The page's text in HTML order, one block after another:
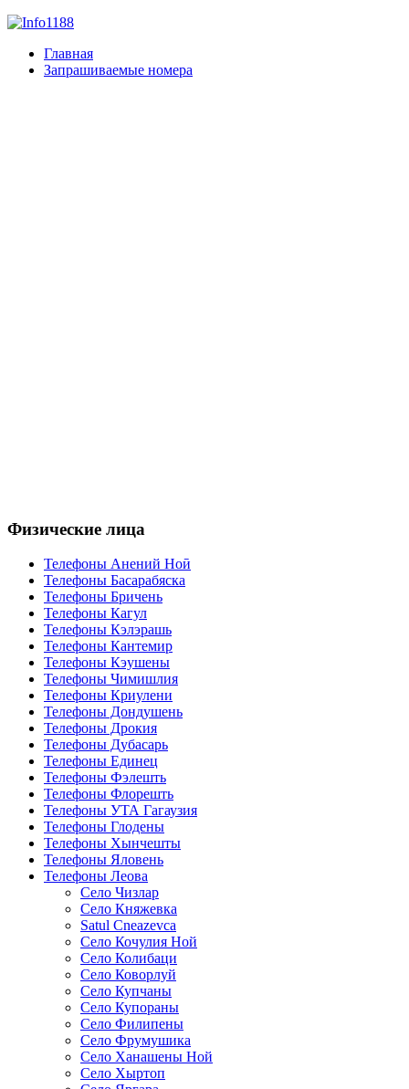
Главная
Запрашиваемые номера
Физические лица
Телефоны Анений Ноӣ
Телефоны Басарабяска
Телефоны Бричень
Телефоны Кагул
Телефоны Кэлэрашь
Телефоны Кантемир
Телефоны Кэушены
Телефоны Чимишлия
Телефоны Криулени
Телефоны Дондушень
Телефоны Дрокия
Телефоны Дубасарь
Телефоны Единец
Телефоны Фэлешть
Телефоны Флорешть
Телефоны УТА Гагаузия
Телефоны Глодены
Телефоны Хынчешты
Телефоны Яловень
Телефоны Леова
Село Чизлар
Село Княжевка
Satul Cneazevca
Село Кочулия Ной
Село Колибаци
Село Коворлуй
Село Купчаны
Село Купораны
Село Филипены
Село Фрумушика
Село Ханашены Ной
Село Хыртоп